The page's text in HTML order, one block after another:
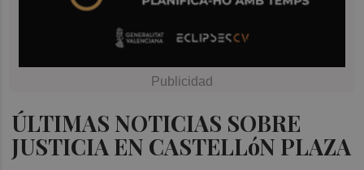
ÚLTIMAS NOTICIAS SOBRE
JUSTICIA EN CASTELLóN PLAZA